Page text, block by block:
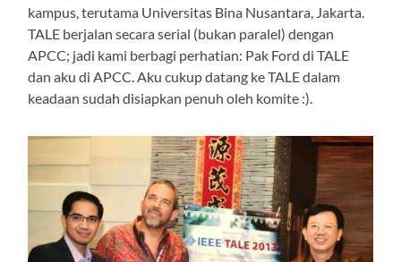
kampus, terutama Universitas Bina Nusantara, Jakarta.
TALE berjalan secara serial (bukan paralel) dengan
APCC; jadi kami berbagi perhatian: Pak Ford di TALE
dan aku di APCC. Aku cukup datang ke TALE dalam
keadaan sudah disiapkan penuh oleh komite :).